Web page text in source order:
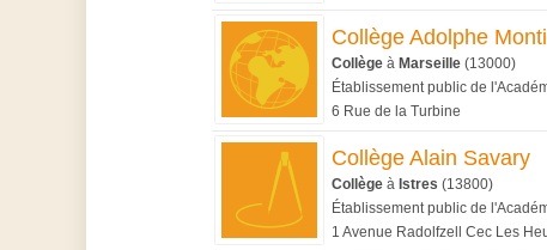
Collège Adolphe
Collège à Marseille (13000)
Établissement public de
6 Rue de la Turbine
Collège Alain Savary
Collège à Istres (13800)
Établissement public de
1 Avenue Radolfzell Cec Les